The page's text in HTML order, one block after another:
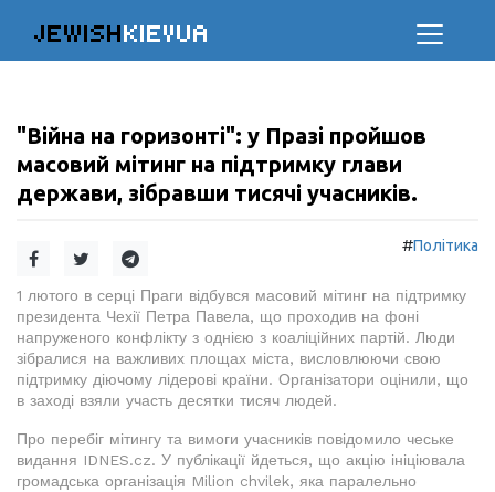
JEWISHKIEVUA
"Війна на горизонті": у Празі пройшов
масовий мітинг на підтримку глави
держави, зібравши тисячі учасників.
#Політика
1 лютого в серці Праги відбувся масовий мітинг на підтримку
президента Чехії Петра Павела, що проходив на фоні
напруженого конфлікту з однією з коаліційних партій. Люди
зібралися на важливих площах міста, висловлюючи свою
підтримку діючому лідерові країни. Організатори оцінили, що
в заході взяли участь десятки тисяч людей.
Про перебіг мітингу та вимоги учасників повідомило чеське
видання IDNES.cz. У публікації йдеться, що акцію ініціювала
громадська організація Milion chvilek, яка паралельно